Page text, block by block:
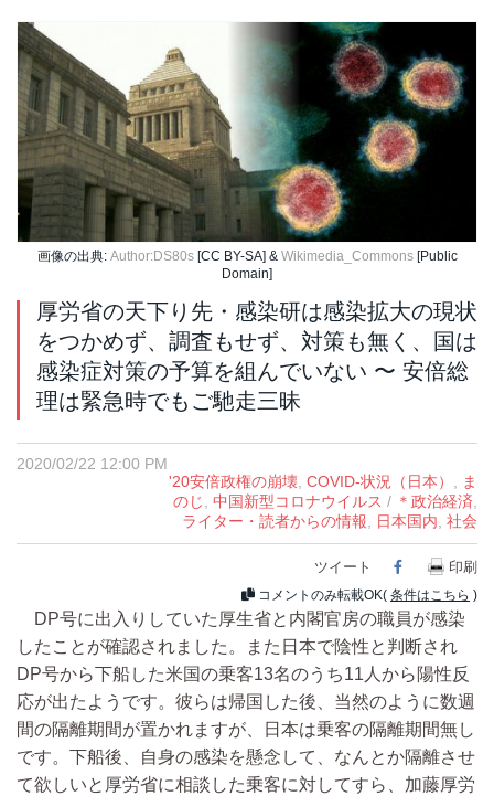
画像の出典: Author:DS80s[CC BY-SA] & Wikimedia_Commons[Public
Domain]
厚労省の天下り先・感染研は感染拡大の現状
をつかめず、調査もせず、対策も無く、国は
感染症対策の予算を組んでいない 〜 安倍総
理は緊急時でもご馳走三昧
2020/02/22 12:00 PM
'20安倍政権の崩壊 COVID-状況（日本）
ま
のじ
中国新型コロナウイルス / ＊政治経済
ライター・読者からの情報
日本国内 社会
ツイート Facebook
印刷
コメントのみ転載OK( 条件はこちら )
DP号に出入りしていた厚生省と内閣官房の職員が感染
したことが確認されました。また日本で陰性と判断され
DP号から下船した米国の乗客13名のうち11人から陽性反
応が出たようです。彼らは帰国した後、当然のように数週
間の隔離期間が置かれますが、日本は乗客の隔離期間無し
です。下船後、自身の感染を懸念して、なんとか隔離させ
て欲しいと厚労省に相談した乗客に対してすら、加藤厚労